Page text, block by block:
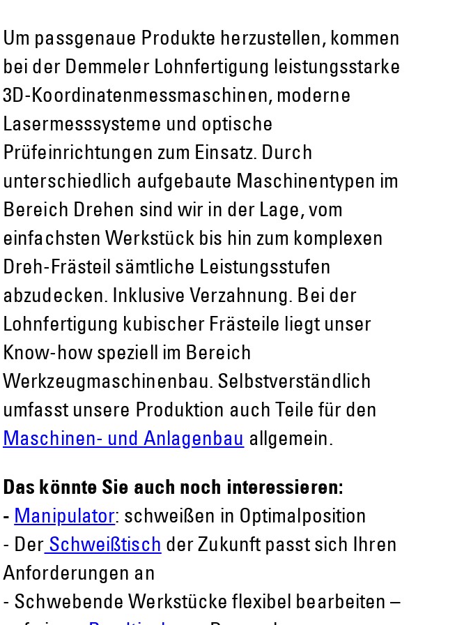
Um passgenaue Produkte herzustellen, kommen
bei der Demmeler Lohnfertigung leistungsstarke
3D-Koordinatenmessmaschinen, moderne
Lasermesssysteme und optische
Prüfeinrichtungen zum Einsatz. Durch
unterschiedlich aufgebaute Maschinentypen im
Bereich Drehen sind wir in der Lage, vom
einfachsten Werkstück bis hin zum komplexen
Dreh-Frästeil sämtliche Leistungsstufen
abzudecken. Inklusive Verzahnung. Bei der
Lohnfertigung kubischer Frästeile liegt unser
Know-how speziell im Bereich
Werkzeugmaschinenbau. Selbstverständlich
umfasst unsere Produktion auch Teile für den
Maschinen- und Anlagenbau allgemein.
Das könnte Sie auch noch interessieren:
- Manipulator: schweißen in Optimalposition
- Der Schweißtisch der Zukunft passt sich Ihren
Anforderungen an
- Schwebende Werkstücke flexibel bearbeiten –